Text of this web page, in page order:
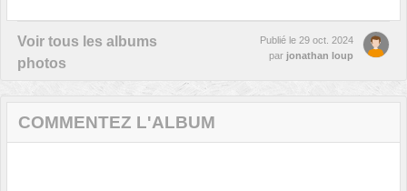
Voir tous les albums
photos
Publié le 29 oct. 2024
par jonathan loup
COMMENTEZ L'ALBUM